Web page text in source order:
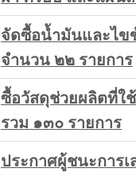
จัดซื้อน้ำมันและไข
จำนวน ๒๒ รายการ
ซื้อวัสดุช่วยผลิตที่ใ
รวม ๑๓๐ รายการ
ประกาศผู้ชนะการ